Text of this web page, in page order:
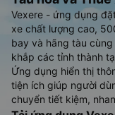
Vexere - ứng dụng
xe chất lượng cao,
bay và hãng tàu
khắp các tỉnh thành
Ứng dụng hiển thị
tiện ích giúp người
chuyển tiết kiệm,